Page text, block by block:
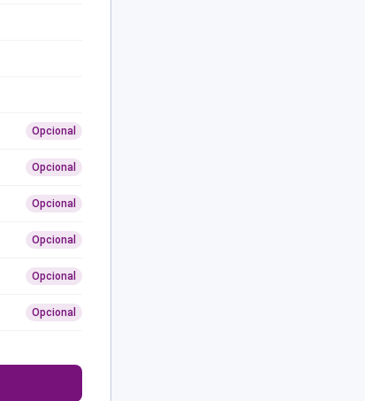
Opcional
Opcional
Opcional
Opcional
Opcional
Opcional